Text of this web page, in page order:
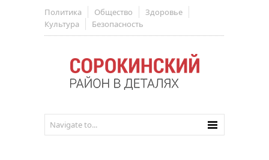
Политика Общество
Здоровье
Культура
Безопасность